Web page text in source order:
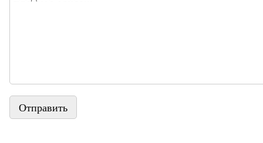
Отправить